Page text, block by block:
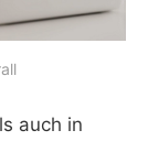
auch in